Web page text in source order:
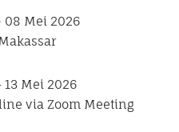
08 Mei 2026
13 Mei 2026
via Zoom Meeting